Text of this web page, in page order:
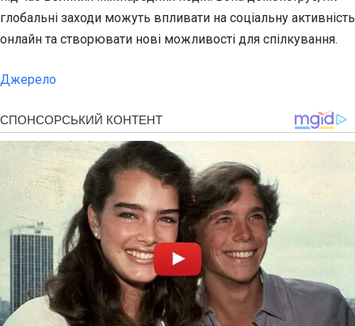
глобальні заходи можуть впливати на соціальну активність
онлайн та створювати нові можливості для спілкування.
Джерело